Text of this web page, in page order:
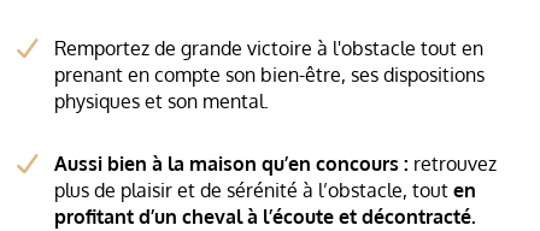
Remportez de grande victoire à l'obstacle tout en
prenant en compte son bien-être, ses dispositions
physiques et son mental.
Aussi bien à la maison qu’en concours : retrouvez
plus de plaisir et de sérénité à l’obstacle, tout en
profitant d’un cheval à l’écoute et décontracté.